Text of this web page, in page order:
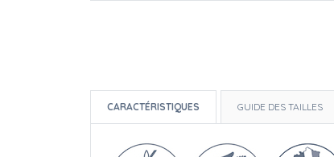
CARACTÉRISTIQUES GUIDE DES TAILLES